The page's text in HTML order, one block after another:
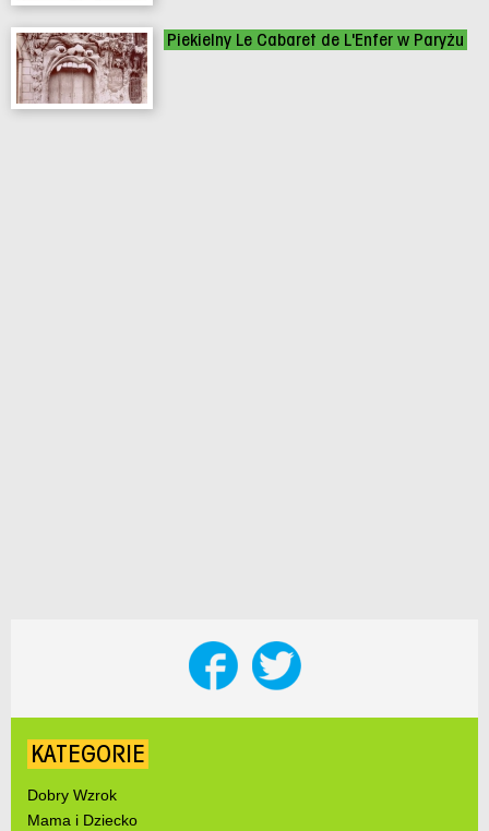
Piekielny Le Cabaret de L'Enfer w Paryżu
KATEGORIE
Dobry Wzrok
Mama i Dziecko